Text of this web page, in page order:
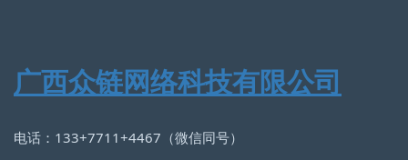
广西众链网络科技有限公司
电话：133+7711+4467（微信同号）